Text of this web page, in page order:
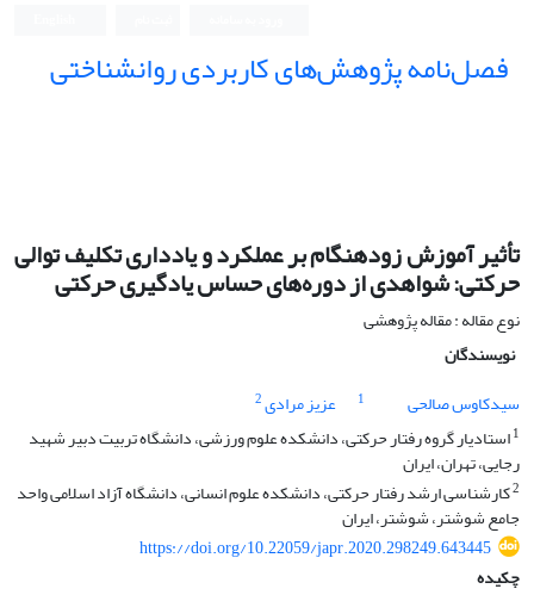
فصل‌نامه پژوهش‌های کاربردی روانشناختی
تأثیر آموزش زودهنگام بر عملکرد و یادداری تکلیف توالی
حرکتی: شواهدی از دوره‌های حساس یادگیری حرکتی
نوع مقاله : مقاله پژوهشی
نویسندگان
سیدکاوس صالحی
1 عزیز مرادی2
1استادیار گروه رفتار حرکتی، دانشکده علوم ورزشی، دانشگاه تربیت دبیر شهید
رجایی، تهران، ایران
2کارشناسی ارشد رفتار حرکتی، دانشکده علوم انسانی، دانشگاه آزاد اسلامی واحد
جامع شوشتر، شوشتر، ایران
https://doi.org/10.22059/japr.2020.298249.643445
چکیده